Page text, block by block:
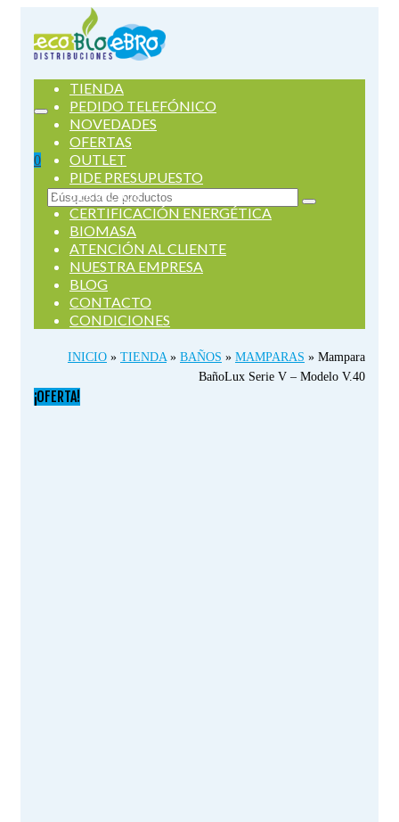
0
Buscar
por:
TIENDA
PEDIDO TELEFÓNICO
NOVEDADES
OFERTAS
OUTLET
PIDE PRESUPUESTO
SERVICIOS
CERTIFICACIÓN ENERGÉTICA
BIOMASA
ATENCIÓN AL CLIENTE
NUESTRA EMPRESA
BLOG
CONTACTO
CONDICIONES
INICIO » TIENDA » BAÑOS » MAMPARAS » Mampara
BañoLux Serie V – Modelo V.40
¡OFERTA!